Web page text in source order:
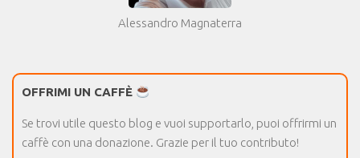
Alessandro Magnaterra
OFFRIMI UN CAFFÈ
Se trovi utile questo blog e vuoi supportarlo, puoi offrirmi un
caffè con una donazione. Grazie per il tuo contributo!